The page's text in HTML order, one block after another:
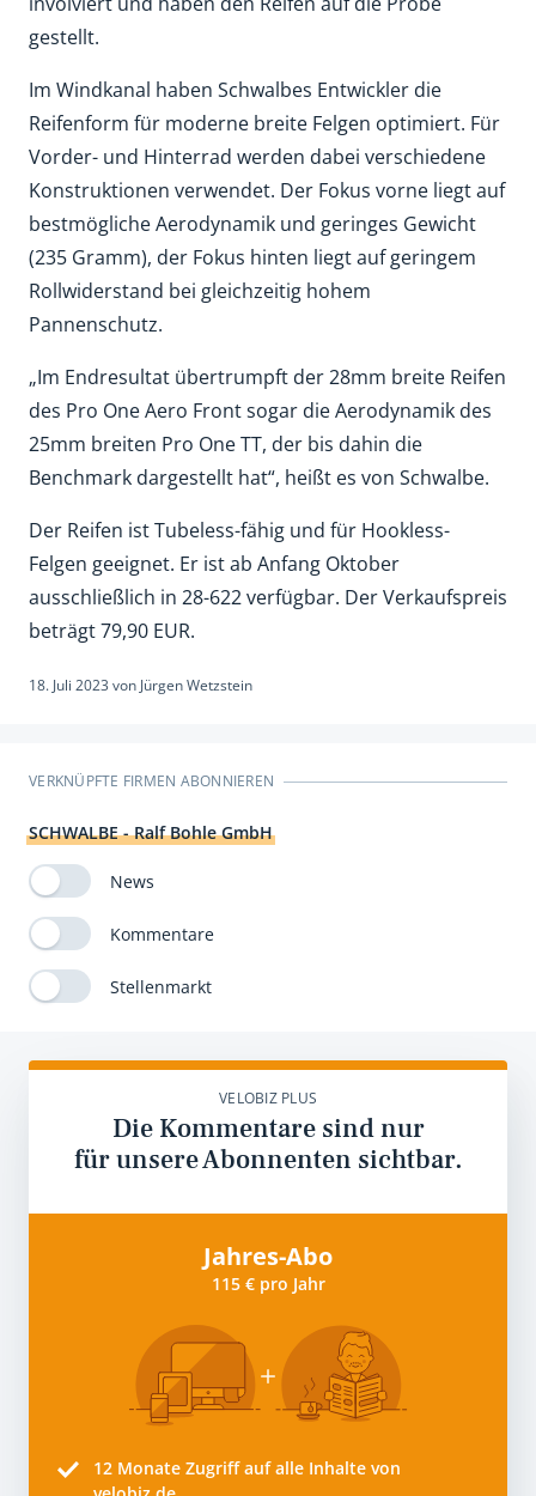
gestellt.
Im Windkanal haben Schwalbes Entwickler die
Reifenform für moderne breite Felgen optimiert. Für
Vorder- und Hinterrad werden dabei verschiedene
Konstruktionen verwendet. Der Fokus vorne liegt auf
bestmögliche Aerodynamik und geringes Gewicht
(235 Gramm), der Fokus hinten liegt auf geringem
Rollwiderstand bei gleichzeitig hohem
Pannenschutz.
„Im Endresultat übertrumpft der 28mm breite Reifen
des Pro One Aero Front sogar die Aerodynamik des
25mm breiten Pro One TT, der bis dahin die
Benchmark dargestellt hat“, heißt es von Schwalbe.
Der Reifen ist Tubeless-fähig und für Hookless-
Felgen geeignet. Er ist ab Anfang Oktober
ausschließlich in 28-622 verfügbar. Der Verkaufspreis
beträgt 79,90 EUR.
18. Juli 2023 von Jürgen Wetzstein
VERKNÜPFTE FIRMEN ABONNIEREN
SCHWALBE - Ralf Bohle GmbH
News
Kommentare
Stellenmarkt
VELOBIZ PLUS
Die Kommentare sind nur
für unsere Abonnenten sichtbar.
Jahres-Abo
115 € pro Jahr
12 Monate Zugriff auf alle Inhalte von